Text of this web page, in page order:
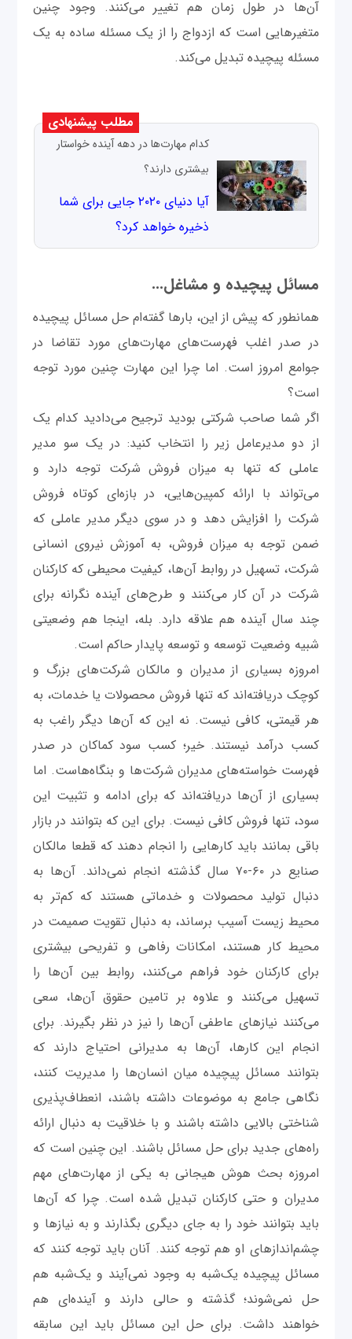
آن‌ها در طول زمان هم تغییر می‌کنند. وجود چنین
متغیرهایی است که ازدواج را از یک مسئله ساده به یک
مسئله پیچیده تبدیل می‌کند.
مطلب پیشنهادی
کدام مهارت‌ها در دهه آینده خواستار
بیشتری دارند؟
آیا دنیای ۲۰۲۰ جایی برای شما
ذخیره خواهد کرد؟
مسائل پیچیده و مشاغل...
همانطور که پیش از این، بارها گفته‌ام حل مسائل پیچیده
در صدر اغلب فهرست‌های مهارت‌های مورد تقاضا در
جوامع امروز است. اما چرا این مهارت چنین مورد توجه
است؟
اگر شما صاحب شرکتی بودید ترجیح می‌دادید کدام یک
از دو مدیرعامل زیر را انتخاب کنید: در یک سو مدیر
عاملی که تنها به میزان فروش شرکت توجه دارد و
می‌تواند با ارائه کمپین‌هایی، در بازه‌ای کوتاه فروش
شرکت را افزایش دهد و در سوی دیگر مدیر عاملی که
ضمن توجه به میزان فروش، به آموزش نیروی انسانی
شرکت، تسهیل در روابط آن‌ها، کیفیت محیطی که کارکنان
شرکت در آن کار می‌کنند و طرح‌های آینده نگرانه برای
چند سال آینده هم علاقه دارد. بله، اینجا هم وضعیتی
شبیه وضعیت توسعه و توسعه پایدار حاکم است.
امروزه بسیاری از مدیران و مالکان شرکت‌های بزرگ و
کوچک دریافته‌اند که تنها فروش محصولات یا خدمات، به
هر قیمتی، کافی نیست. نه این که آن‌ها دیگر راغب به
کسب درآمد نیستند. خیر؛ کسب سود کماکان در صدر
فهرست خواسته‌های مدیران شرکت‌ها و بنگاه‌هاست. اما
بسیاری از آن‌ها دریافته‌اند که برای ادامه و تثبیت این
سود، تنها فروش کافی نیست. برای این که بتوانند در بازار
باقی‌ بمانند باید کارهایی را انجام دهند که قطعا مالکان
صنایع در ۶۰-۷۰ سال گذشته انجام نمی‌داند. آن‌ها به
دنبال تولید محصولات و خدماتی هستند که کم‌تر به
محیط زیست آسیب برساند، به دنبال تقویت صمیمت در
محیط کار هستند، امکانات رفاهی و تفریحی بیشتری
برای کارکنان خود فراهم می‌کنند، روابط بین آن‌ها را
تسهیل می‌کنند و علاوه بر تامین حقوق آن‌ها، سعی
می‌کنند نیازهای عاطفی آن‌ها را نیز در نظر بگیرند. برای
انجام این کارها، آن‌ها به مدیرانی احتیاج دارند که
بتوانند مسائل پیچیده میان انسان‌ها را مدیریت کنند،
نگاهی جامع به موضوعات داشته باشند، انعطاف‌پذیری
شناختی بالایی داشته باشند و با خلاقیت به دنبال ارائه
راه‌های جدید برای حل مسائل باشند. این چنین است که
امروزه بحث هوش هیجانی به یکی از مهارت‌های مهم
مدیران و حتی کارکنان تبدیل شده است. چرا که آن‌ها
باید بتوانند خود را به جای دیگری بگذارند و به نیازها و
چشم‌اندازهای او هم توجه کنند. آنان باید توجه کنند که
مسائل پیچیده یک‌شبه به وجود نمی‌آیند و یک‌شبه هم
حل نمی‌شوند؛ گذشته و حالی دارند و آینده‌ای هم
خواهند داشت. برای حل این مسائل باید این سابقه